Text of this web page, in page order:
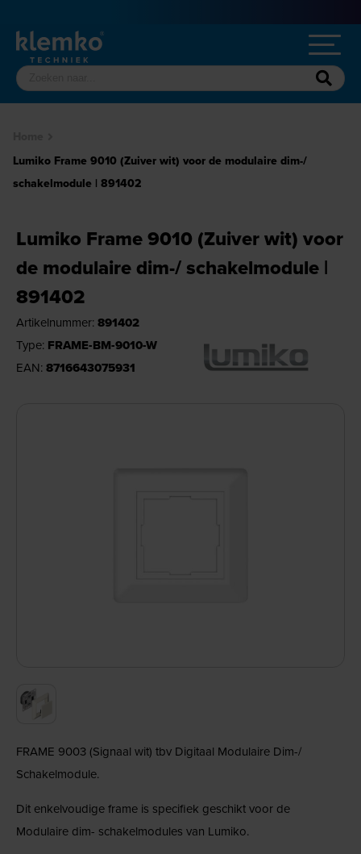
Lumiko Frame 9010 (Zuiver wit) voor de modulaire dim-/
schakelmodule | 891402
Lumiko Frame 9010 (Zuiver wit) voor
de modulaire dim-/ schakelmodule |
891402
Artikelnummer: 891402
Type: FRAME-BM-9010-W
EAN: 8716643075931
FRAME 9003 (Signaal wit) tbv Digitaal Modulaire Dim-/
Schakelmodule.
Dit enkelvoudige frame is specifiek geschikt voor de
Modulaire dim- schakelmodules van Lumiko.